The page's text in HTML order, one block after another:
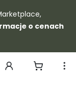
o cenach